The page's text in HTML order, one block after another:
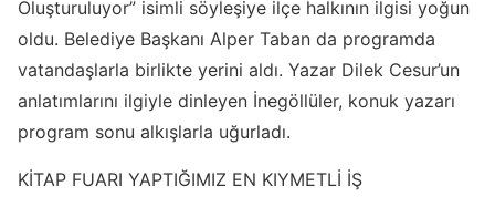
Oluşturuluyor” isimli söyleşiye ilçe halkının ilgisi yoğun
oldu. Belediye Başkanı Alper Taban da programda
vatandaşlarla birlikte yerini aldı. Yazar Dilek Cesur’un
anlatımlarını ilgiyle dinleyen İnegöllüler, konuk yazarı
program sonu alkışlarla uğurladı.
KİTAP FUARI YAPTIĞIMIZ EN KIYMETLİ İŞ